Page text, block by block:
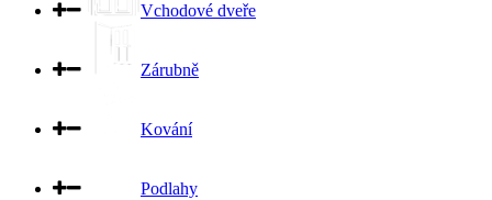
Vchodové dveře
Zárubně
Kování
Podlahy